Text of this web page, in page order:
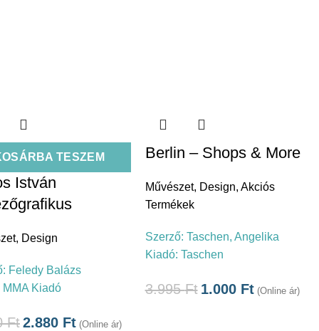
TESZEM
István
, Design
Feledy Balázs
MMA Kiadó
Ft2.880 Ft (Online ár)
Berlin – Shops & More
Művészet, Design, Akciós
Termékek
Szerző: Taschen, Angelika
Kiadó: Taschen
3.995Ft 1.000 Ft (Online ár)